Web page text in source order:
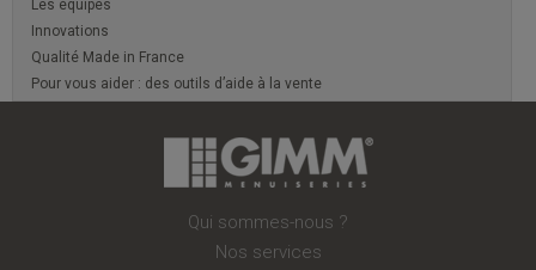
Les équipes
Innovations
Qualité Made in France
Pour vous aider : des outils d’aide à la vente
Qui sommes-nous ?
Nos services